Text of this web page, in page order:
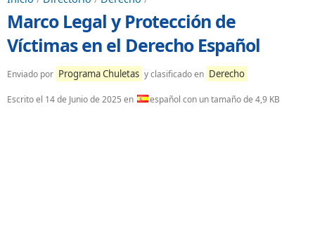
Marco Legal y Protección de
Víctimas en el Derecho Español
Enviado por Programa Chuletas y clasificado en Derecho
Escrito el 14 de Junio de 2025 en español con un tamaño de 4,9 KB